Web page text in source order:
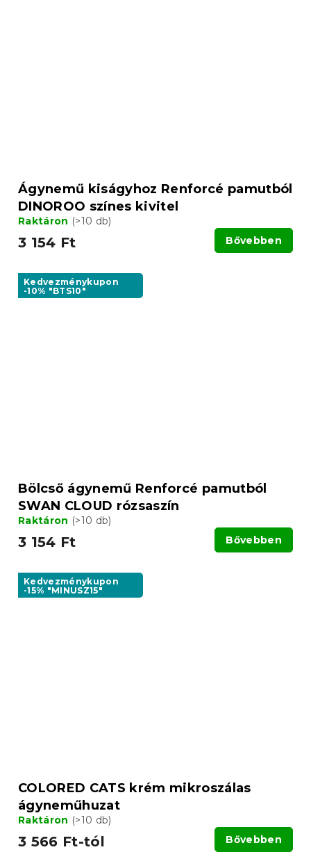
Ágynemű kiságyhoz Renforcé pamutból
DINOROO színes kivitel
Raktáron (>10 db)
3 154 Ft Bővebben
Kedvezménykupon
-10% "BTS10"
Bölcső ágynemű Renforcé pamutból
SWAN CLOUD rózsaszín
Raktáron (>10 db)
3 154 Ft Bővebben
Kedvezménykupon
-15% "MINUSZ15"
COLORED CATS krém mikroszálas
ágyneműhuzat
Raktáron (>10 db)
3 566 Ft-tól Bővebben